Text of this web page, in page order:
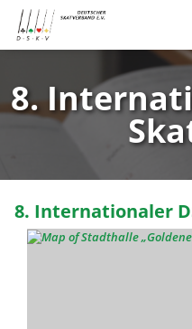
8.
8. Internationaler